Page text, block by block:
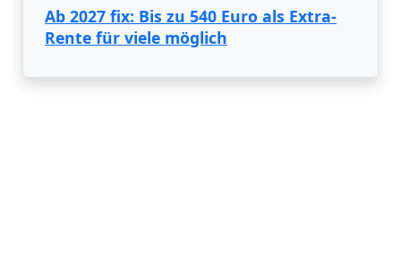
Ab 2027 fix: Bis zu 540 Euro als Extra-
Rente für viele möglich